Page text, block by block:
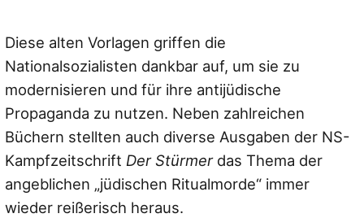
Diese alten Vorlagen griffen die
Nationalsozialisten dankbar auf, um sie zu
modernisieren und für ihre antijüdische
Propaganda zu nutzen. Neben zahlreichen
Büchern stellten auch diverse Ausgaben der NS-
KampfzeitschriftDer Stürmerdas Thema der
angeblichen „jüdischen Ritualmorde“ immer
wieder reißerisch heraus.